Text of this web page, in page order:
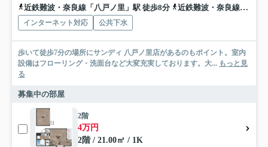
近鉄難波・奈良線「八戸ノ里」駅 徒歩8分
近鉄難波・奈良線「河内小阪」駅 徒歩21分
インターネット対応 公共下水
歩いて徒歩7分の場所にサンディ 八戸ノ里店があるのもポイント。室内
設備はフローリング・洗面台など大変充実しております。大... もっと見
る
募集中の部屋
2階
4万円
2階 / 21.00㎡ / 1K